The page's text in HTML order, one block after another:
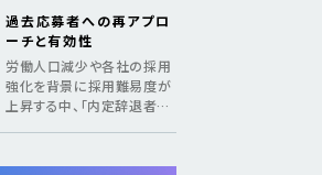
過去応募者への再アプロ
ーチと有効性
労働人口減少や各社の採用
強化を背景に採用難易度が
上昇する中、「内定辞退者・
ています。 そのような疑問が